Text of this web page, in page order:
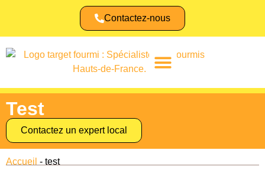
Contactez-nous
Test
Contactez un expert local
Accueil - test